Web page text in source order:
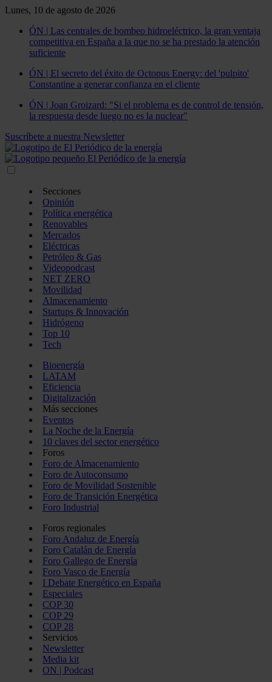
Lunes, 10 de agosto de 2026
ÓN | Las centrales de bombeo hidroeléctrico, la gran ventaja
competitiva en España a la que no se ha prestado la atención
suficiente
ÓN | El secreto del éxito de Octopus Energy: del 'pulpito'
Constantine a generar confianza en el cliente
ÓN | Joan Groizard: "Si el problema es de control de tensión,
la respuesta desde luego no es la nuclear"
Suscríbete a nuestra Newsletter
Secciones
Opinión
Política energética
Renovables
Mercados
Eléctricas
Petróleo & Gas
Videopodcast
NET ZERO
Movilidad
Almacenamiento
Startups & Innovación
Hidrógeno
Top 10
Tech
Bioenergía
LATAM
Eficiencia
Digitalización
Más secciones
Eventos
La Noche de la Energía
10 claves del sector energético
Foros
Foro de Almacenamiento
Foro de Autoconsumo
Foro de Movilidad Sostenible
Foro de Transición Energética
Foro Industrial
Foros regionales
Foro Andaluz de Energía
Foro Catalán de Energía
Foro Gallego de Energía
Foro Vasco de Energía
I Debate Energético en España
Especiales
COP 30
COP 29
COP 28
Servicios
Newsletter
Media kit
ON | Podcast